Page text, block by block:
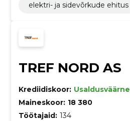
elektri- ja sidevõrkude ehitus
TREF NORD AS
Krediidiskoor: Usaldusväärne
Maineskoor: 18 380
Töötajaid: 134